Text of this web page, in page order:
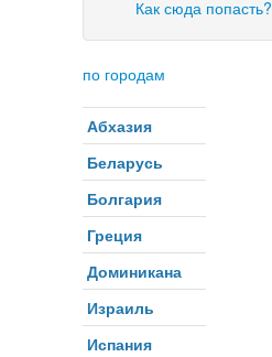
Как сюда попасть?
по городам
Абхазия
Беларусь
Болгария
Греция
Доминикана
Израиль
Испания